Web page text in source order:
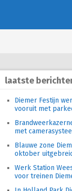
laatste
Diemer Festijn
vooruit met
met
Blauwe zone
oktober
Werk Station
voor treinen